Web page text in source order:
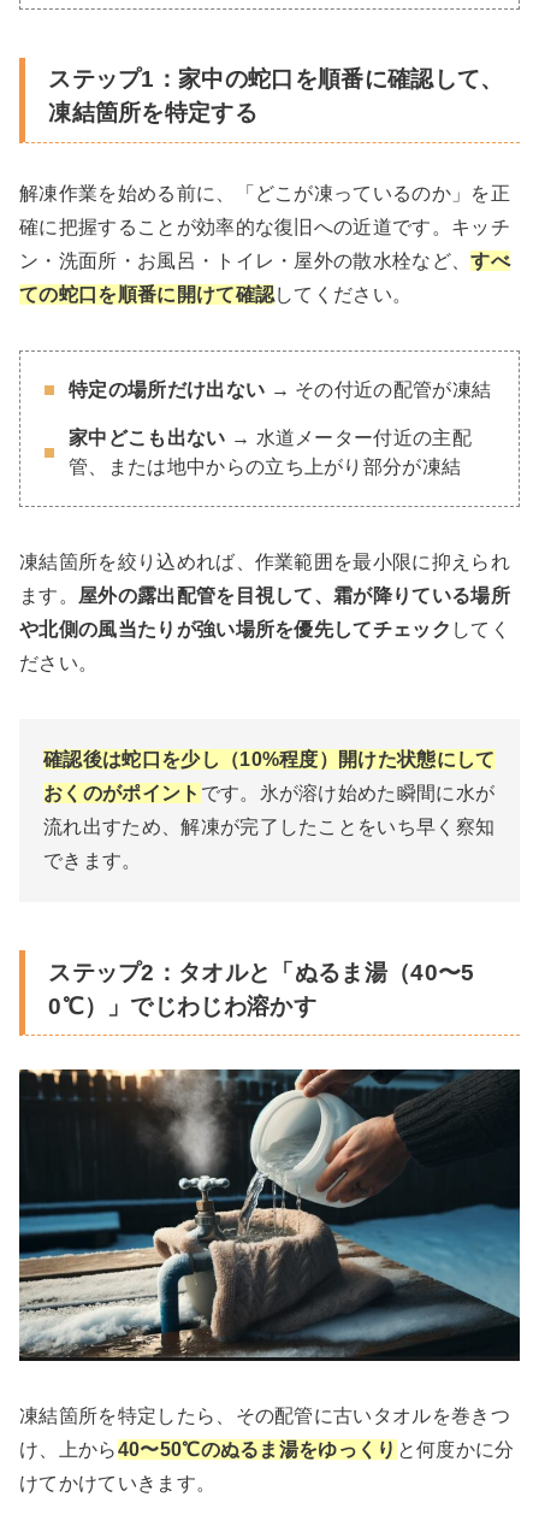
ステップ1：家中の蛇口を順番に確認して、
凍結箇所を特定する
解凍作業を始める前に、「どこが凍っているのか」を正
確に把握することが効率的な復旧への近道です。キッチ
ン・洗面所・お風呂・トイレ・屋外の散水栓など、すべ
ての蛇口を順番に開けて確認してください。
特定の場所だけ出ない → その付近の配管が凍結
家中どこも出ない → 水道メーター付近の主配
管、または地中からの立ち上がり部分が凍結
凍結箇所を絞り込めれば、作業範囲を最小限に抑えられ
ます。 屋外の露出配管を目視して、霜が降りている場所
や北側の風当たりが強い場所を優先してチェック してく
ださい。
確認後は蛇口を少し（10%程度）開けた状態にして
おくのがポイント です。氷が溶け始めた瞬間に水が
流れ出すため、解凍が完了したことをいち早く察知
できます。
ステップ2：タオルと「ぬるま湯（40〜5
0℃）」でじわじわ溶かす
凍結箇所を特定したら、その配管に古いタオルを巻きつ
け、上から40〜50℃のぬるま湯をゆっくり と何度かに分
けてかけていきます。